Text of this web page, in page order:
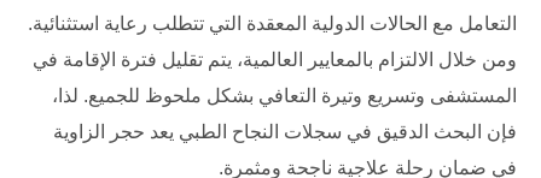
التعامل مع الحالات الدولية المعقدة التي تتطلب رعاية استثنائية.
ومن خلال الالتزام بالمعايير العالمية، يتم تقليل فترة الإقامة في
المستشفى وتسريع وتيرة التعافي بشكل ملحوظ للجميع. لذا،
فإن البحث الدقيق في سجلات النجاح الطبي يعد حجر الزاوية
في ضمان رحلة علاجية ناجحة ومثمرة.